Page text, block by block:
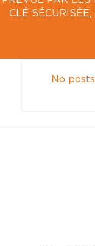
CLÉ
No